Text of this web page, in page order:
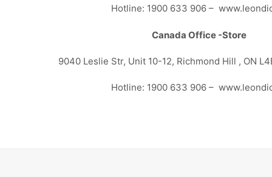
Hotline: 1900 633 906 –
Canada Office -Store
9040 Leslie Str, Unit 10-12, Richmond Hill , ON
Hotline: 1900 633 906 –